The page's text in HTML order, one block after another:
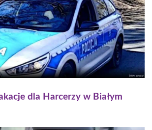
dla Harcerzy w Białym